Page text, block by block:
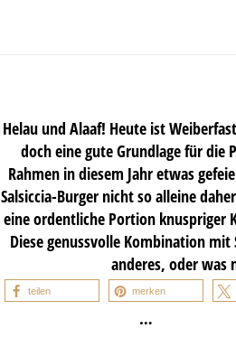
Helau und Alaaf! Heute ist
doch eine gute Grundlage für die
Rahmen in diesem Jahr etwas
Salsiccia-Burger nicht so alleine
eine ordentliche Portion knuspriger
Diese genussvolle Kombination mit
anderes, oder was
teilen merken
…